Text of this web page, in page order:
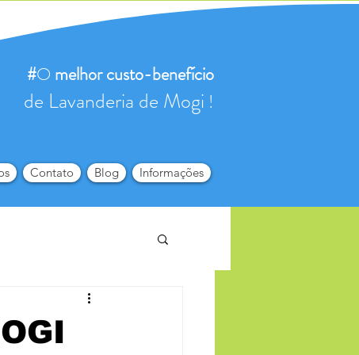
#O melhorcusto-benefício
de Lavanderia de Mogi !
Contato Blog Informações